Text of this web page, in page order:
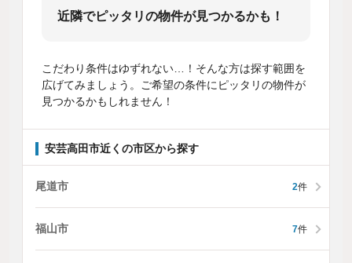
近隣でピッタリの物件が見つかるかも！
こだわり条件はゆずれない…！そんな方は探す範囲を
広げてみましょう。ご希望の条件にピッタリの物件が
見つかるかもしれません！
安芸高田市近くの市区から探す
尾道市 2件
福山市 7件